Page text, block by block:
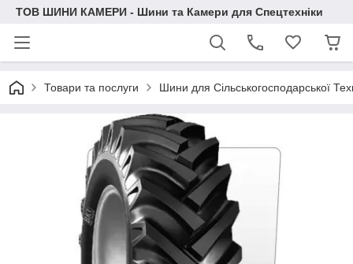
ТОВ ШИНИ КАМЕРИ - Шини та Камери для Спецтехніки
Товари та послуги Шини для Сільськогосподарської